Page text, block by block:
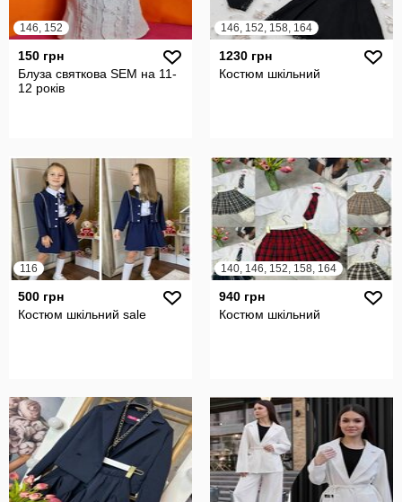
146, 152
150 грн
Блуза святкова SEM на 11-
12 років
146, 152, 158, 164
1230 грн
Костюм шкільний
116
500 грн
Костюм шкільний sale
140, 146, 152, 158, 164
940 грн
Костюм шкільний